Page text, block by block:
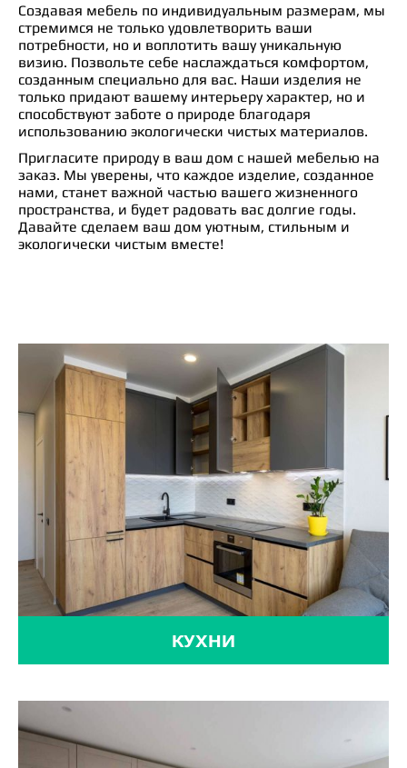
Создавая мебель по индивидуальным размерам, мы
стремимся не только удовлетворить ваши
потребности, но и воплотить вашу уникальную
визию. Позвольте себе наслаждаться комфортом,
созданным специально для вас. Наши изделия не
только придают вашему интерьеру характер, но и
способствуют заботе о природе благодаря
использованию экологически чистых материалов.
Пригласите природу в ваш дом с нашей мебелью на
заказ. Мы уверены, что каждое изделие, созданное
нами, станет важной частью вашего жизненного
пространства, и будет радовать вас долгие годы.
Давайте сделаем ваш дом уютным, стильным и
экологически чистым вместе!
КУХНИ